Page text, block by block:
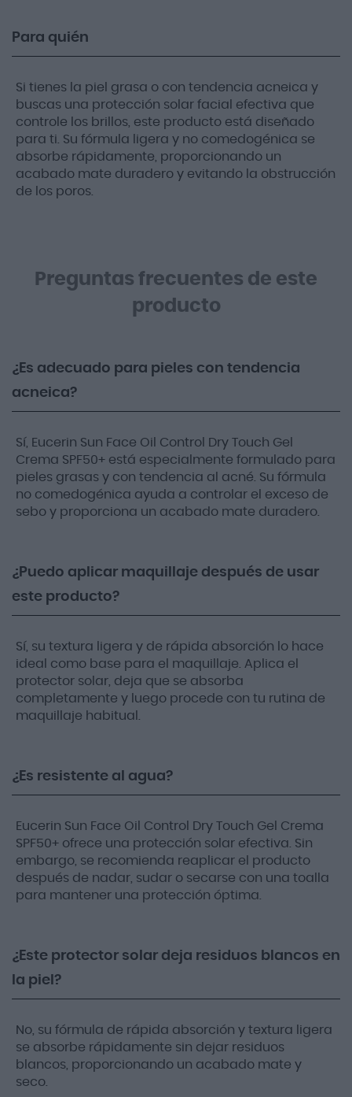
Para quién
Si tienes la piel grasa o con tendencia acneica y
buscas una protección solar facial efectiva que
controle los brillos, este producto está diseñado
para ti. Su fórmula ligera y no comedogénica se
absorbe rápidamente, proporcionando un
acabado mate duradero y evitando la obstrucción
de los poros.
Preguntas frecuentes de este
producto
¿Es adecuado para pieles con tendencia
acneica?
Sí, Eucerin Sun Face Oil Control Dry Touch Gel
Crema SPF50+ está especialmente formulado para
pieles grasas y con tendencia al acné. Su fórmula
no comedogénica ayuda a controlar el exceso de
sebo y proporciona un acabado mate duradero.
¿Puedo aplicar maquillaje después de usar
este producto?
Sí, su textura ligera y de rápida absorción lo hace
ideal como base para el maquillaje. Aplica el
protector solar, deja que se absorba
completamente y luego procede con tu rutina de
maquillaje habitual.
¿Es resistente al agua?
Eucerin Sun Face Oil Control Dry Touch Gel Crema
SPF50+ ofrece una protección solar efectiva. Sin
embargo, se recomienda reaplicar el producto
después de nadar, sudar o secarse con una toalla
para mantener una protección óptima.
¿Este protector solar deja residuos blancos en
la piel?
No, su fórmula de rápida absorción y textura ligera
se absorbe rápidamente sin dejar residuos
blancos, proporcionando un acabado mate y
seco.